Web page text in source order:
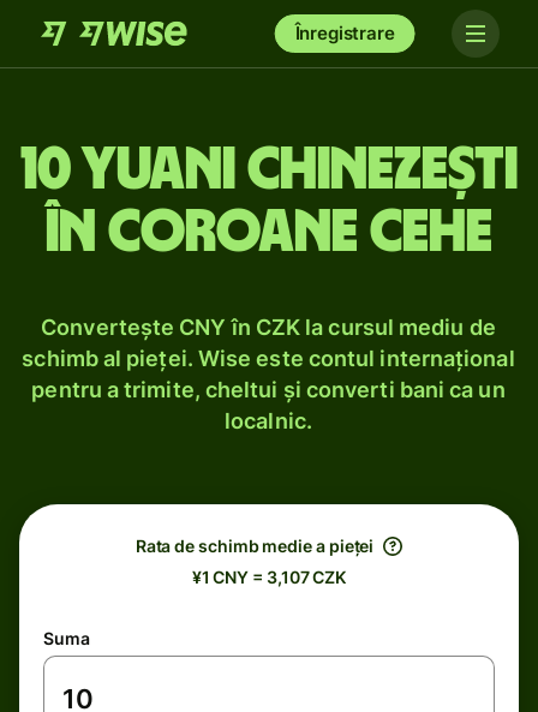
Înregistrare
10 yuani chinezești
în coroane cehe
Convertește CNY în CZK la cursul mediu de
schimb al pieței. Wise este contul internațional
pentru a trimite, cheltui și converti bani ca un
localnic.
Rata de schimb medie a pieței
¥1 CNY = 3,107 CZK
Suma